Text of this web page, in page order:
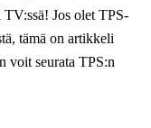
Jos olet TPS-
tämä on artikkeli
voit seurata TPS:n